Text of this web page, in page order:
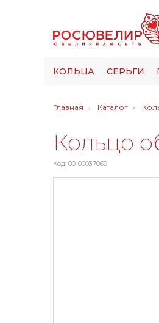
КОЛЬЦА СЕРЬГИ
Главная Каталог
Кольцо
Код: 00-00037069